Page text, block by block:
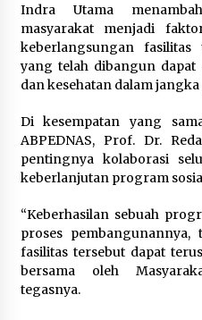
Indra Utama
masyarakat menjadi
keberlangsungan
yang telah dibangun dapat
dan kesehatan dalam
Di kesempatan yang
ABPEDNAS, Prof. Dr.
pentingnya kolaborasi
keberlanjutan program
“Keberhasilan sebuah
proses
fasilitas tersebut dapat
bersama oleh
tegasnya.